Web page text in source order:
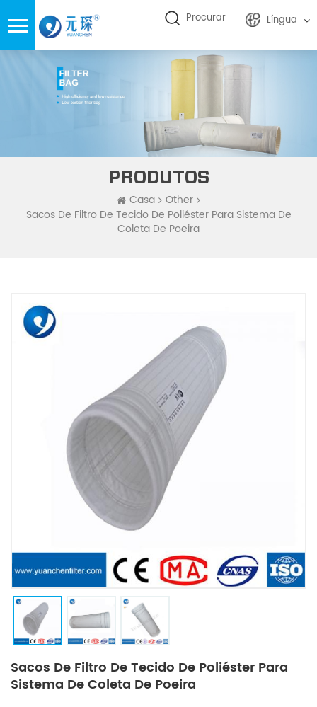
Procurar Língua
PRODUTOS
Casa
Other
Sacos De Filtro De Tecido De Poliéster Para Sistema De
Coleta De Poeira
Sacos De Filtro De Tecido De Poliéster Para
Sistema De Coleta De Poeira